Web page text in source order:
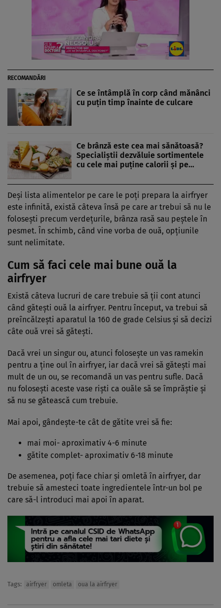
RECOMANDĂRI
Ce se întâmplă în corp când mănânci
cu puțin timp înainte de culcare
Ce brânză este cea mai sănătoasă?
Specialiștii dezvăluie sortimentele
cu cele mai puține calorii și pe…
Deși lista alimentelor pe care le poți prepara la airfryer
este infinită, există câteva însă pe care ar trebui să nu le
folosești precum verdețurile, brânza rasă sau peștele în
pesmet. În schimb, când vine vorba de ouă, opțiunile
sunt nelimitate.
Cum să faci cele mai bune ouă la
airfryer
Există câteva lucruri de care trebuie să ții cont atunci
când gătești ouă la airfryer. Pentru început, va trebui să
preîncălzești aparatul la 160 de grade Celsius și să decizi
câte ouă vrei să gătești.
Dacă vrei un singur ou, atunci folosește un vas ramekin
pentru a ține oul în airfryer, iar dacă vrei să gătești mai
mult de un ou, se recomandă un vas pentru sufle. Dacă
nu folosești aceste vase riști ca ouăle să se împrăștie și
să nu se gătească cum trebuie.
Mai apoi, gândește-te cât de gătite vrei să fie:
mai moi- aproximativ 4-6 minute
gătite complet- aproximativ 6-18 minute
De asemenea, poți face chiar și omletă în airfryer, dar
trebuie să amesteci toate ingredientele într-un bol pe
care să-l introduci mai apoi în aparat.
Tags: airfryer omleta oua la airfryer